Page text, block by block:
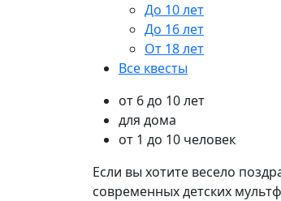
До 10 лет
До 16 лет
От 18 лет
Все квесты
от 6 до 10 лет
для дома
от 1 до 10 человек
Если вы хотите весело
современных детских